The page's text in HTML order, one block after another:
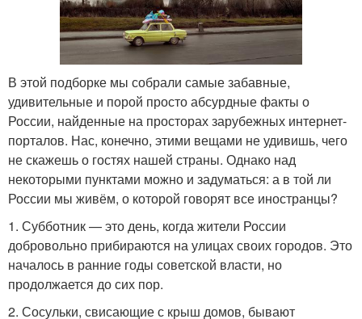
В этой подборке мы собрали самые забавные,
удивительные и порой просто абсурдные факты о
России, найденные на просторах зарубежных интернет-
порталов. Нас, конечно, этими вещами не удивишь, чего
не скажешь о гостях нашей страны. Однако над
некоторыми пунктами можно и задуматься: а в той ли
России мы живём, о которой говорят все иностранцы?
1. Субботник — это день, когда жители России
добровольно прибираются на улицах своих городов. Это
началось в ранние годы советской власти, но
продолжается до сих пор.
2. Сосульки, свисающие с крыш домов, бывают